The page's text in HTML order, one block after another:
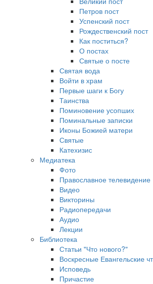
Петров пост
Успенский пост
Рождественский пост
Как поститься?
О постах
Святые о посте
Святая вода
Войти в храм
Первые шаги к Богу
Таинства
Поминовение усопших
Поминальные записки
Иконы Божией матери
Святые
Катехизис
Медиатека
Фото
Православное телевидение
Видео
Викторины
Радиопередачи
Аудио
Лекции
Библиотека
Статьи "Что нового?"
Воскресные Евангельские
Исповедь
Причастие